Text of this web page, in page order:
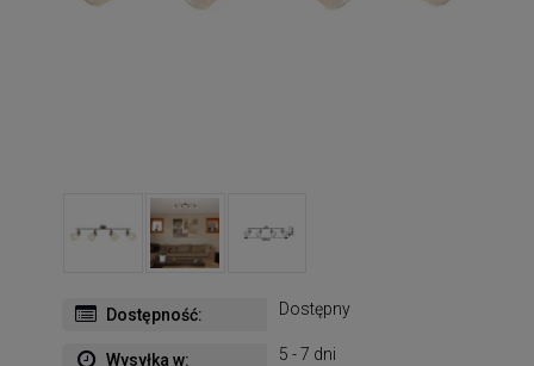
Dostępność: Dostępny
Wysyłka w: 5 - 7 dni